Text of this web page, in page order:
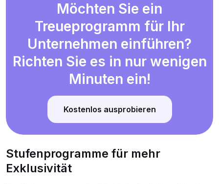
Möchten Sie ein
Treueprogramm für Ihr
Unternehmen einführen?
Richten Sie es in nur wenigen
Minuten ein!
Kostenlos ausprobieren
Stufenprogramme für mehr
Exklusivität